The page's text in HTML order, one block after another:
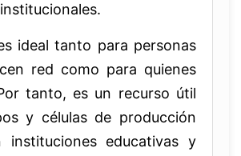
ideal tanto para personas
red como para quienes
tanto, es un recurso útil
y células de producción
educativas y